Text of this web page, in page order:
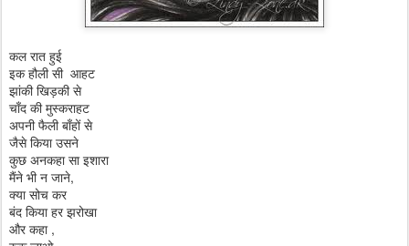
कल रात हुई
इक हौली सी आहट
झांकी खिड़की से
चाँद की मुस्कराहट
अपनी फैली बाँहों से
जैसे किया उसने
कुछ अनकहा सा इशारा
मैंने भी न जाने,
क्या सोच कर
बंद किया हर झरोखा
और कहा ,